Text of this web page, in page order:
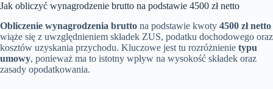
Jak obliczyć wynagrodzenie brutto na podstawie 4500 zł netto
Obliczenie wynagrodzenia brutto na podstawie kwoty 4500 zł netto
wiąże się z uwzględnieniem składek ZUS, podatku dochodowego oraz
kosztów uzyskania przychodu. Kluczowe jest tu rozróżnienie typu
umowy, ponieważ ma to istotny wpływ na wysokość składek oraz
zasady opodatkowania.